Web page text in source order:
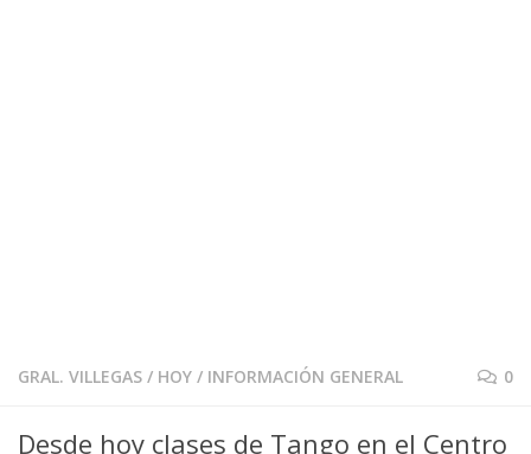
GRAL. VILLEGAS / HOY / INFORMACIÓN GENERAL 0
Desde hoy clases de Tango en el Centro